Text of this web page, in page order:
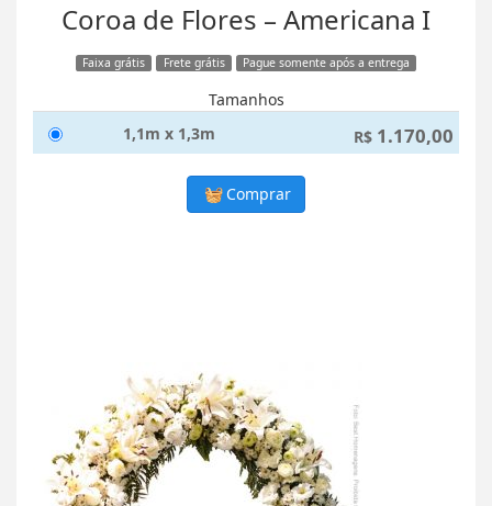
Coroa de Flores – Americana I
Faixa grátis Frete grátis Pague somente após a entrega
Tamanhos
1,1m x 1,3m
R$ 1.170,00
Comprar